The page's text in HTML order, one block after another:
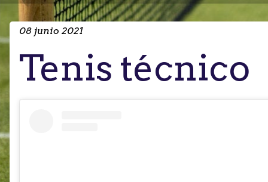
08 junio 2021
Tenis técnico